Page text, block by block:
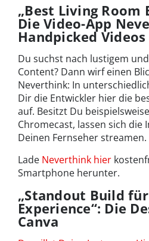
„Best Living Room
Die Video-App
Handpicked Videos
Du suchst nach lustigem
Content? Dann wirf einen
Neverthink: In
Dir die Entwickler hier die
auf. Besitzt Du
Chromecast, lassen sich die
Deinen Fernseher streamen.
Lade Neverthink hier
Smartphone herunter.
„Standout Build
Experience“: Die
Canva